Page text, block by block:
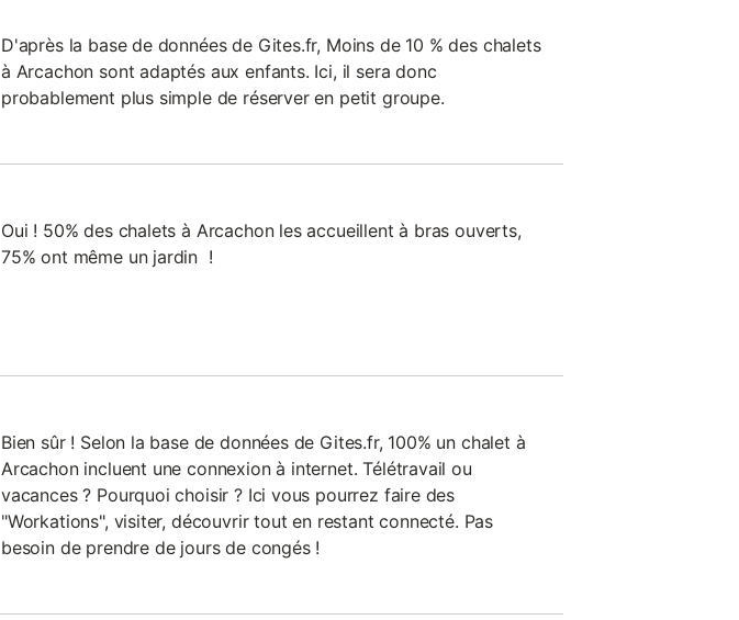
D'après la base de données de Gites.fr, Moins de 10 % des chalets
à Arcachon sont adaptés aux enfants. Ici, il sera donc
probablement plus simple de réserver en petit groupe.
Oui ! 50% des chalets à Arcachon les accueillent à bras ouverts,
75% ont même un jardin !
Bien sûr ! Selon la base de données de Gites.fr, 100% un chalet à
Arcachon incluent une connexion à internet. Télétravail ou
vacances ? Pourquoi choisir ? Ici vous pourrez faire des
"Workations", visiter, découvrir tout en restant connecté. Pas
besoin de prendre de jours de congés !